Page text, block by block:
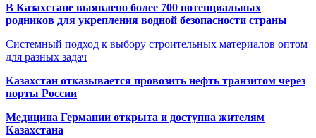
В Казахстане выявлено более 700 потенциальных
родников для укрепления водной безопасности страны
Системный подход к выбору строительных материалов оптом
для разных задач
Казахстан отказывается провозить нефть транзитом через
порты России
Медицина Германии открыта и доступна жителям
Казахстана